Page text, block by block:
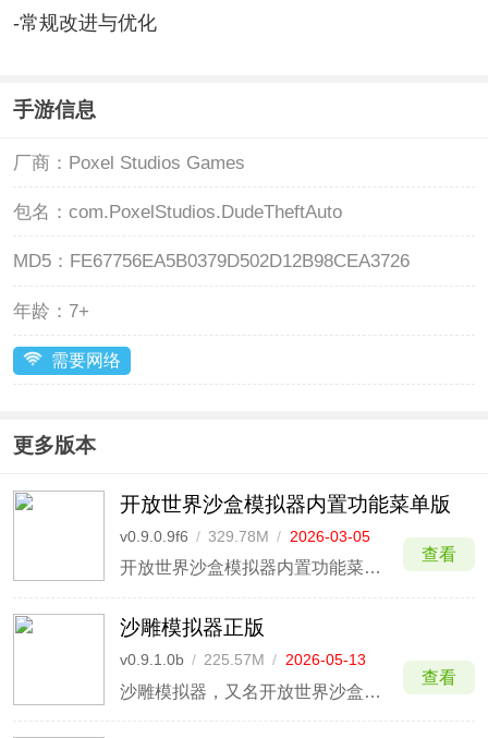
-常规改进与优化
手游信息
厂商： Poxel Studios Games
包名： com.PoxelStudios.DudeTheftAuto
MD5： FE67756EA5B0379D502D12B98CEA3726
年龄： 7+
需要网络
更多版本
开放世界沙盒模拟器内置功能菜单版
v0.9.0.9f6 / 329.78M / 2026-03-05
开放世界沙盒模拟器内置功能菜单版是一款拥有超高自由度的像素风冒险游戏，游戏中并没有神秘特殊的规则，玩家们可以自由控制你的角色在这个世界中进行冒险，拟真的射击手感，武器系统丰富的丰富，指尖射击引爆你的热血，你可与作为这个城市中的居民自由的进行行动，徒步跨越农田，开车在城市中兜
查看
沙雕模拟器正版
v0.9.1.0b / 225.57M / 2026-05-13
沙雕模拟器，又名开放世界沙盒模拟器，是一款趣味十足的游戏，它以模拟各种滑稽、荒谬的情境和角色为特色。这款游戏的目标是让玩家尽情发挥想象力，参与一系列愚蠢而有趣的活动。
查看